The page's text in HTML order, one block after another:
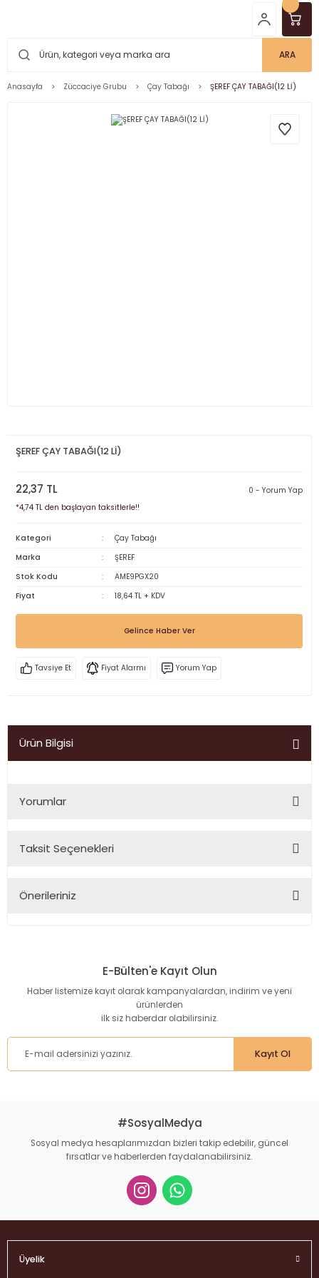
ARA
Anasayfa Züccaciye Grubu Çay Tabağı ŞEREF ÇAY TABAĞI(12 Lİ)
ŞEREF ÇAY TABAĞI(12 Lİ)
22,37 TL
0 - Yorum Yap
*4,74 TL den başlayan taksitlerle!!
Kategori
Çay Tabağı
Marka
ŞEREF
Stok Kodu
AME9PGX20
Fiyat
18,64 TL + KDV
Gelince Haber Ver
Tavsiye Et Fiyat Alarmı Yorum Yap
Ürün Bilgisi
Yorumlar
Taksit Seçenekleri
Önerileriniz
Görüş ve önerileriniz için teşekkür ederiz.
Ürün resmi kalitesiz, bozuk veya görüntülenemiyor.
Ürün bilgilerinde hatalar bulunuyor.
Ürün fiyatı diğer sitelerden daha pahalı.
Gönder
E-Bülten'e Kayıt Olun
Haber listemize kayıt olarak kampanyalardan, indirim ve yeni
ürünlerden
ilk siz haberdar olabilirsiniz.
Kayıt Ol
#SosyalMedya
Sosyal medya hesaplarımızdan bizleri takip edebilir, güncel
fırsatlar ve haberlerden faydalanabilirsiniz.
Üyelik